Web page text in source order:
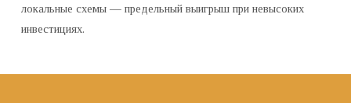
локальные схемы — предельный выигрыш при невысоких
инвестициях.